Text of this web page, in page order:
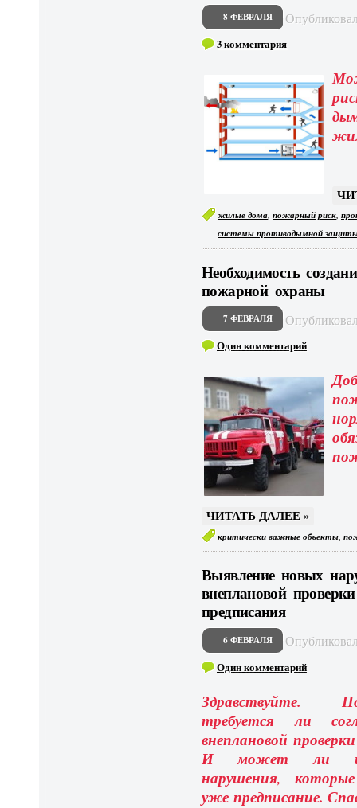
8 ФЕВРАЛЯ
3 комментария
жилые дома,пожарный риск,
системы противодымной
Необходимость
пожарной охраны
7 ФЕВРАЛЯ
Один комментарий
ЧИТАТЬ ДАЛЕЕ »
критически важные объекты ,
Выявление новых
внеплановой
предписания
6 ФЕВРАЛЯ
Один комментарий
Здравствуйте.
требуется ли
внеплановой
И может ли
нарушения,
ужепредписание.